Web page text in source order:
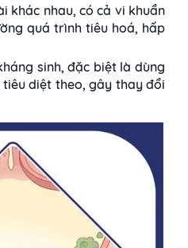
khác nhau, có cả vi khuẩn
quá trình tiêu hoá, hấp
sinh, đặc biệt là dùng
diệt theo, gây thay đổi